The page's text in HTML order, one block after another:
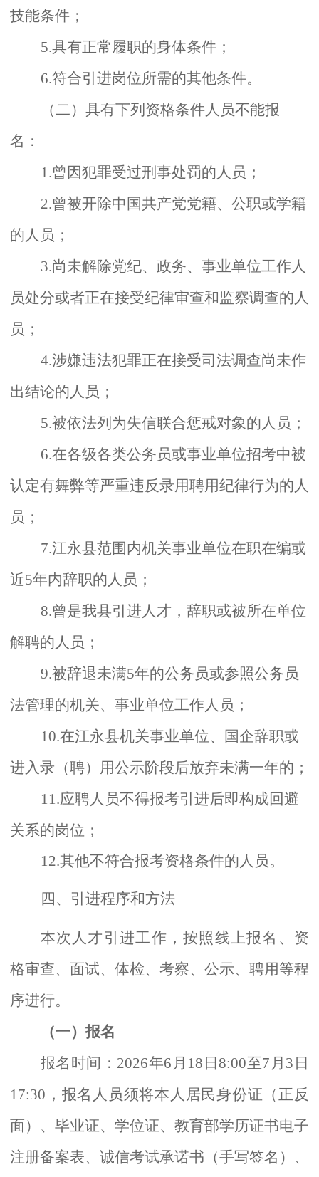
技能条件；
5.具有正常履职的身体条件；
6.符合引进岗位所需的其他条件。
（二）具有下列资格条件人员不能报
名：
1.曾因犯罪受过刑事处罚的人员；
2.曾被开除中国共产党党籍、公职或学籍
的人员；
3.尚未解除党纪、政务、事业单位工作人
员处分或者正在接受纪律审查和监察调查的人
员；
4.涉嫌违法犯罪正在接受司法调查尚未作
出结论的人员；
5.被依法列为失信联合惩戒对象的人员；
6.在各级各类公务员或事业单位招考中被
认定有舞弊等严重违反录用聘用纪律行为的人
员；
7.江永县范围内机关事业单位在职在编或
近5年内辞职的人员；
8.曾是我县引进人才，辞职或被所在单位
解聘的人员；
9.被辞退未满5年的公务员或参照公务员
法管理的机关、事业单位工作人员；
10.在江永县机关事业单位、国企辞职或
进入录（聘）用公示阶段后放弃未满一年的；
11.应聘人员不得报考引进后即构成回避
关系的岗位；
12.其他不符合报考资格条件的人员。
四、引进程序和方法
本次人才引进工作，按照线上报名、资
格审查、面试、体检、考察、公示、聘用等程
序进行。
（一）报名
报名时间： 2026年6月18日8:00至7月3日
17:30， 报名人员须将本人居民身份证 （正反
面） 、毕业证、学位证、 教育部学历证书电子
注册备案表、诚信考试承诺书（手写签名）、